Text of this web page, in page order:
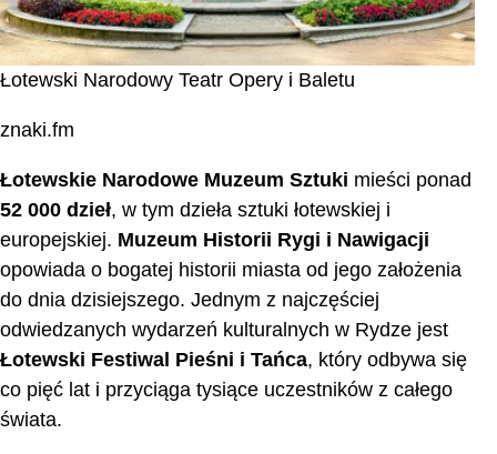
Łotewski Narodowy Teatr Opery i Baletu
znaki.fm
Łotewskie Narodowe Muzeum Sztuki mieści ponad
52 000 dzieł, w tym dzieła sztuki łotewskiej i
europejskiej. Muzeum Historii Rygi i Nawigacji
opowiada o bogatej historii miasta od jego założenia
do dnia dzisiejszego. Jednym z najczęściej
odwiedzanych wydarzeń kulturalnych w Rydze jest
Łotewski Festiwal Pieśni i Tańca, który odbywa się
co pięć lat i przyciąga tysiące uczestników z całego
świata.